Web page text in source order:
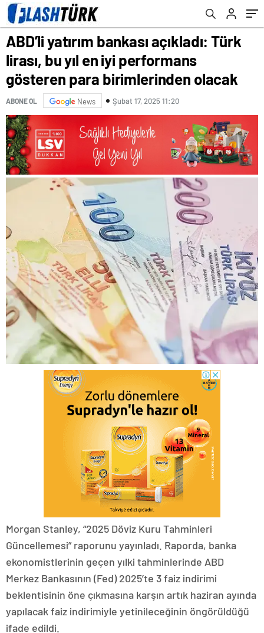
birimlerinden olacak
ABD’li yatırım bankası açıkladı: Türk
lirası, bu yıl en iyi performans
gösteren para birimlerinden olacak
ABONE OL News Şubat 17, 2025 11:20
Morgan Stanley, “2025 Döviz Kuru Tahminleri
Güncellemesi” raporunu yayınladı. Raporda, banka
ekonomistlerinin geçen yılki tahminlerinde ABD
Merkez Bankasının (Fed) 2025’te 3 faiz indirimi
beklentisinin öne çıkmasına karşın artık haziran ayında
yapılacak faiz indirimiyle yetinileceğinin öngörüldüğü
ifade edildi.